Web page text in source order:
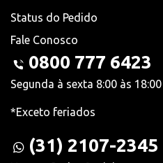
Status do Pedido
Fale Conosco
0800 777 6423
Segunda à sexta 8:00 às 18:00
*Exceto feriados
(31) 2107-2345